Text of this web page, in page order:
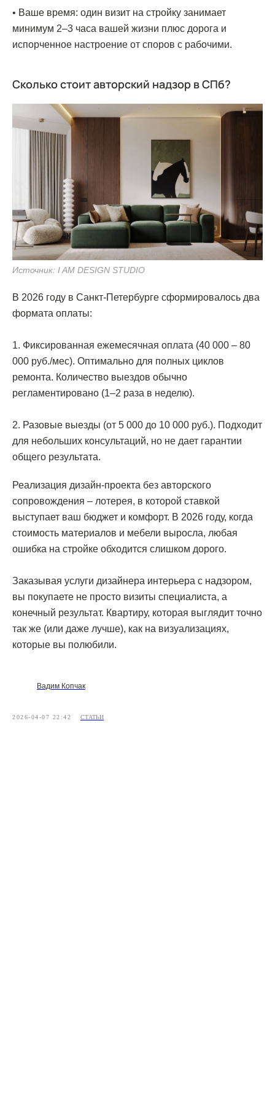
• Ваше время: один визит на стройку занимает
минимум 2–3 часа вашей жизни плюс дорога и
испорченное настроение от споров с рабочими.
Сколько стоит авторский надзор в СПб?
Источник: I AM DESIGN STUDIO
В 2026 году в Санкт-Петербурге сформировалось два
формата оплаты:
1. Фиксированная ежемесячная оплата (40 000 – 80
000 руб./мес). Оптимально для полных циклов
ремонта. Количество выездов обычно
регламентировано (1–2 раза в неделю).
2. Разовые выезды (от 5 000 до 10 000 руб.). Подходит
для небольших консультаций, но не дает гарантии
общего результата.
Реализация дизайн-проекта без авторского
сопровождения – лотерея, в которой ставкой
выступает ваш бюджет и комфорт. В 2026 году, когда
стоимость материалов и мебели выросла, любая
ошибка на стройке обходится слишком дорого.
Заказывая услуги дизайнера интерьера с надзором,
вы покупаете не просто визиты специалиста, а
конечный результат. Квартиру, которая выглядит точно
так же (или даже лучше), как на визуализациях,
которые вы полюбили.
Вадим Копчак
2026-04-07 22:42 СТАТЬИ